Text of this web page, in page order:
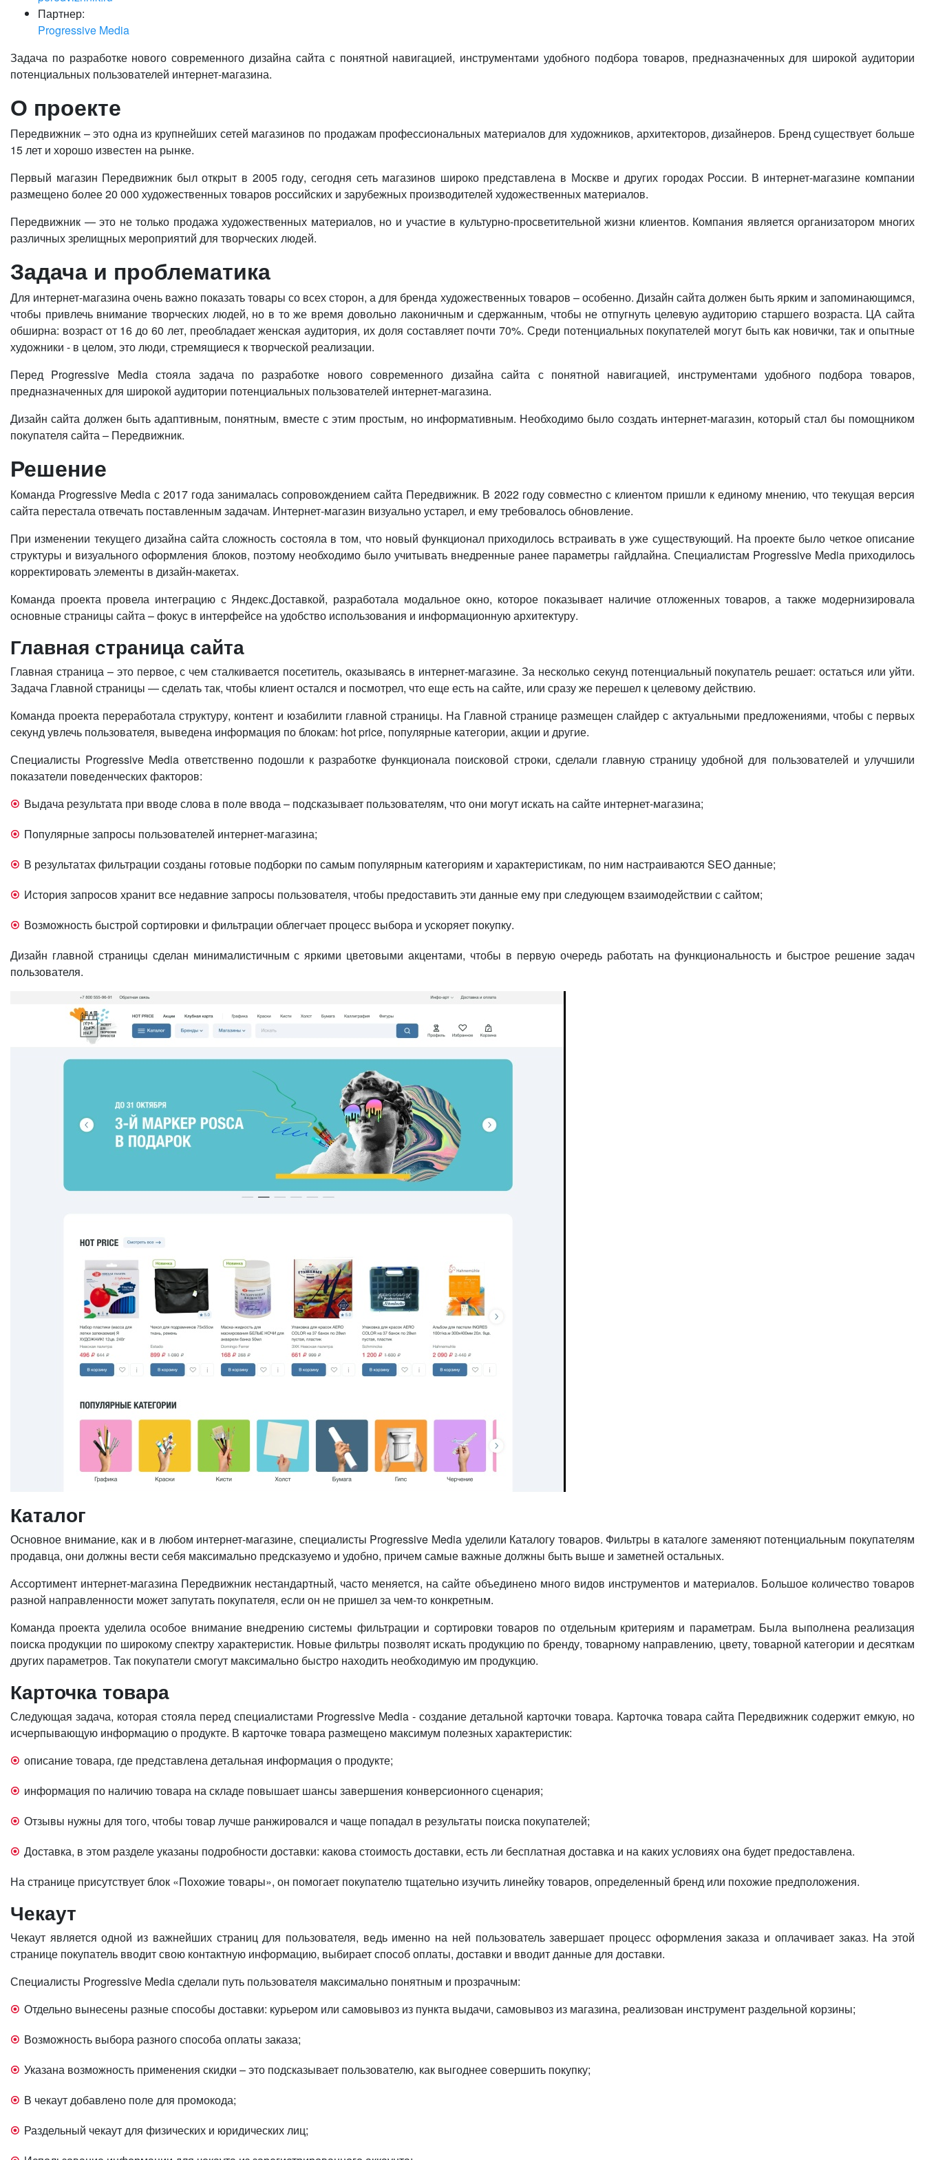
Партнер:
Progressive Media
Задача по разработке нового современного дизайна сайта с понятной навигацией, инструментами удобного подбора товаров, предназначенных для широкой аудитории
потенциальных пользователей интернет-магазина.
О проекте
Передвижник – это одна из крупнейших сетей магазинов по продажам профессиональных материалов для художников, архитекторов, дизайнеров. Бренд существует больше
15 лет и хорошо известен на рынке.
Первый магазин Передвижник был открыт в 2005 году, сегодня сеть магазинов широко представлена в Москве и других городах России. В интернет-магазине компании
размещено более 20 000 художественных товаров российских и зарубежных производителей художественных материалов.
Передвижник — это не только продажа художественных материалов, но и участие в культурно-просветительной жизни клиентов. Компания является организатором многих
различных зрелищных мероприятий для творческих людей.
Задача и проблематика
Для интернет-магазина очень важно показать товары со всех сторон, а для бренда художественных товаров – особенно. Дизайн сайта должен быть ярким и запоминающимся,
чтобы привлечь внимание творческих людей, но в то же время довольно лаконичным и сдержанным, чтобы не отпугнуть целевую аудиторию старшего возраста. ЦА сайта
обширна: возраст от 16 до 60 лет, преобладает женская аудитория, их доля составляет почти 70%. Среди потенциальных покупателей могут быть как новички, так и опытные
художники - в целом, это люди, стремящиеся к творческой реализации.
Перед Progressive Media стояла задача по разработке нового современного дизайна сайта с понятной навигацией, инструментами удобного подбора товаров,
предназначенных для широкой аудитории потенциальных пользователей интернет-магазина.
Дизайн сайта должен быть адаптивным, понятным, вместе с этим простым, но информативным. Необходимо было создать интернет-магазин, который стал бы помощником
покупателя сайта – Передвижник.
Решение
Команда Progressive Media с 2017 года занималась сопровождением сайта Передвижник. В 2022 году совместно с клиентом пришли к единому мнению, что текущая версия
сайта перестала отвечать поставленным задачам. Интернет-магазин визуально устарел, и ему требовалось обновление.
При изменении текущего дизайна сайта сложность состояла в том, что новый функционал приходилось встраивать в уже существующий. На проекте было четкое описание
структуры и визуального оформления блоков, поэтому необходимо было учитывать внедренные ранее параметры гайдлайна. Специалистам Progressive Media приходилось
корректировать элементы в дизайн-макетах.
Команда проекта провела интеграцию с Яндекс.Доставкой, разработала модальное окно, которое показывает наличие отложенных товаров, а также модернизировала
основные страницы сайта – фокус в интерфейсе на удобство использования и информационную архитектуру.
Главная страница сайта
Главная страница – это первое, с чем сталкивается посетитель, оказываясь в интернет-магазине. За несколько секунд потенциальный покупатель решает: остаться или уйти.
Задача Главной страницы — сделать так, чтобы клиент остался и посмотрел, что еще есть на сайте, или сразу же перешел к целевому действию.
Команда проекта переработала структуру, контент и юзабилити главной страницы. На Главной странице размещен слайдер с актуальными предложениями, чтобы с первых
секунд увлечь пользователя, выведена информация по блокам: hot price, популярные категории, акции и другие.
Специалисты Progressive Media ответственно подошли к разработке функционала поисковой строки, сделали главную страницу удобной для пользователей и улучшили
показатели поведенческих факторов:
Выдача результата при вводе слова в поле ввода – подсказывает пользователям, что они могут искать на сайте интернет-магазина;
Популярные запросы пользователей интернет-магазина;
В результатах фильтрации созданы готовые подборки по самым популярным категориям и характеристикам, по ним настраиваются SEO данные;
История запросов хранит все недавние запросы пользователя, чтобы предоставить эти данные ему при следующем взаимодействии с сайтом;
Возможность быстрой сортировки и фильтрации облегчает процесс выбора и ускоряет покупку.
Дизайн главной страницы сделан минималистичным с яркими цветовыми акцентами, чтобы в первую очередь работать на функциональность и быстрое решение задач
пользователя.
Каталог
Основное внимание, как и в любом интернет-магазине, специалисты Progressive Media уделили Каталогу товаров. Фильтры в каталоге заменяют потенциальным покупателям
продавца, они должны вести себя максимально предсказуемо и удобно, причем самые важные должны быть выше и заметней остальных.
Ассортимент интернет-магазина Передвижник нестандартный, часто меняется, на сайте объединено много видов инструментов и материалов. Большое количество товаров
разной направленности может запутать покупателя, если он не пришел за чем-то конкретным.
Команда проекта уделила особое внимание внедрению системы фильтрации и сортировки товаров по отдельным критериям и параметрам. Была выполнена реализация
поиска продукции по широкому спектру характеристик. Новые фильтры позволят искать продукцию по бренду, товарному направлению, цвету, товарной категории и десяткам
других параметров. Так покупатели смогут максимально быстро находить необходимую им продукцию.
Карточка товара
Следующая задача, которая стояла перед специалистами Progressive Media - создание детальной карточки товара. Карточка товара сайта Передвижник содержит емкую, но
исчерпывающую информацию о продукте. В карточке товара размещено максимум полезных характеристик:
описание товара, где представлена детальная информация о продукте;
информация по наличию товара на складе повышает шансы завершения конверсионного сценария;
Отзывы нужны для того, чтобы товар лучше ранжировался и чаще попадал в результаты поиска покупателей;
Доставка, в этом разделе указаны подробности доставки: какова стоимость доставки, есть ли бесплатная доставка и на каких условиях она будет предоставлена.
На странице присутствует блок «Похожие товары», он помогает покупателю тщательно изучить линейку товаров, определенный бренд или похожие предположения.
Чекаут
Чекаут является одной из важнейших страниц для пользователя, ведь именно на ней пользователь завершает процесс оформления заказа и оплачивает заказ. На этой
странице покупатель вводит свою контактную информацию, выбирает способ оплаты, доставки и вводит данные для доставки.
Специалисты Progressive Media сделали путь пользователя максимально понятным и прозрачным:
Отдельно вынесены разные способы доставки: курьером или самовывоз из пункта выдачи, самовывоз из магазина, реализован инструмент раздельной корзины;
Возможность выбора разного способа оплаты заказа;
Указана возможность применения скидки – это подсказывает пользователю, как выгоднее совершить покупку;
В чекаут добавлено поле для промокода;
Раздельный чекаут для физических и юридических лиц;